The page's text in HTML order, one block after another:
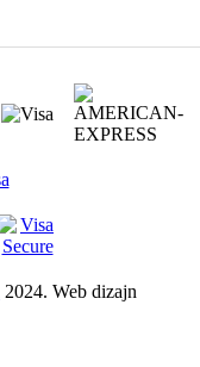
2024. Web dizajn